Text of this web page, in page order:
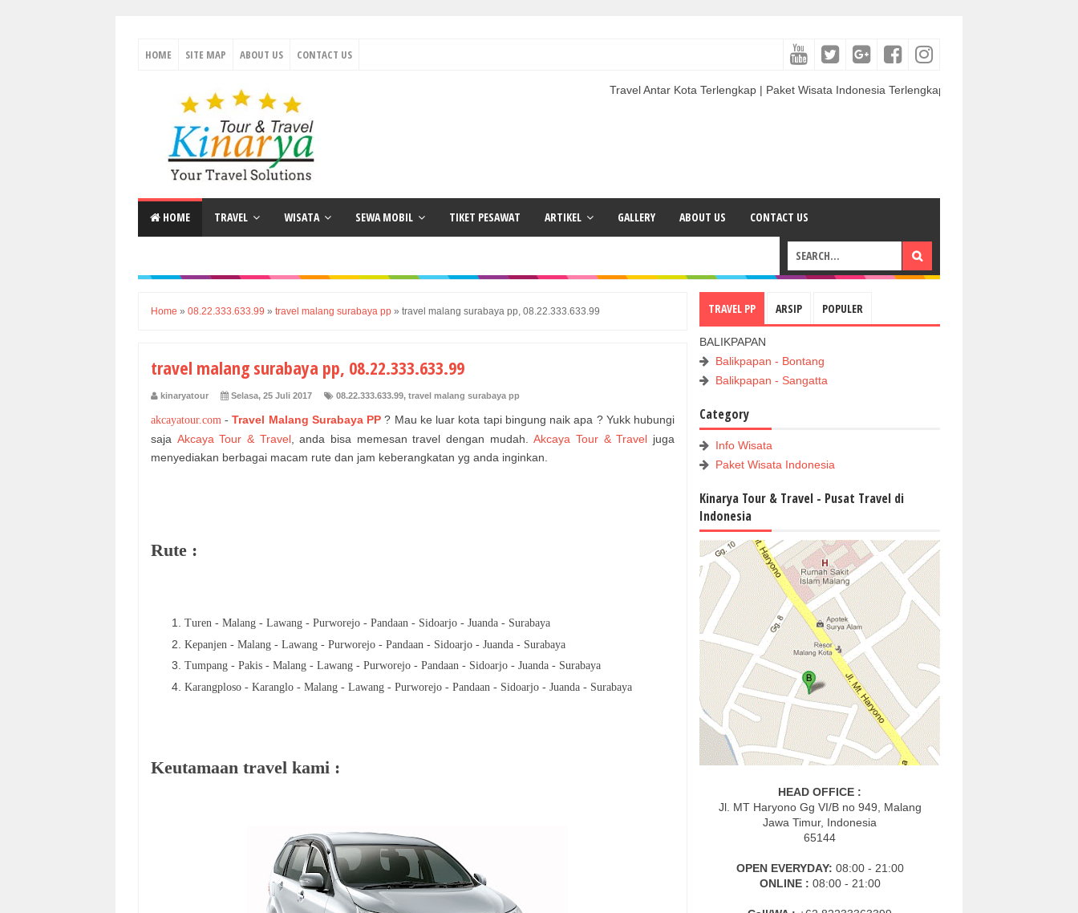
HOME SITE MAP ABOUT US CONTACT US
Travel Antar Kota Terlengkap | Paket Wisata Indonesia Terlengkap & Termurah | Sewa Mobil termurah
HOME TRAVEL WISATA SEWA MOBIL TIKET PESAWAT ARTIKEL GALLERY ABOUT US CONTACT US
Home » 08.22.333.633.99 » travel malang surabaya pp » travel malang surabaya pp, 08.22.333.633.99
travel malang surabaya pp, 08.22.333.633.99
kinaryatour Selasa, 25 Juli 2017 08.22.333.633.99, travel malang surabaya pp
akcayatour.com -Travel Malang Surabaya PP ? Mau ke luar kota tapi bingung naik apa ? Yukk hubungi
saja Akcaya Tour & Travel, anda bisa memesan travel dengan mudah.Akcaya Tour & Travel juga
menyediakan berbagai macam rute dan jam keberangkatan yg anda inginkan.
Rute :
Turen - Malang - Lawang - Purworejo - Pandaan - Sidoarjo - Juanda - Surabaya
Kepanjen - Malang - Lawang - Purworejo - Pandaan - Sidoarjo - Juanda - Surabaya
Tumpang - Pakis - Malang - Lawang - Purworejo - Pandaan - Sidoarjo - Juanda - Surabaya
Karangploso - Karanglo - Malang - Lawang - Purworejo - Pandaan - Sidoarjo - Juanda - Surabaya
Keutamaan travel kami :
TRAVEL PP ARSIP POPULER
BALIKPAPAN
Balikpapan - Bontang
Balikpapan - Sangatta
Category
Info Wisata
Paket Wisata Indonesia
Kinarya Tour & Travel - Pusat Travel di
Indonesia
HEAD OFFICE :
Jl. MT Haryono Gg VI/B no 949, Malang
Jawa Timur, Indonesia
65144
OPEN EVERYDAY: 08:00 - 21:00
ONLINE : 08:00 - 21:00